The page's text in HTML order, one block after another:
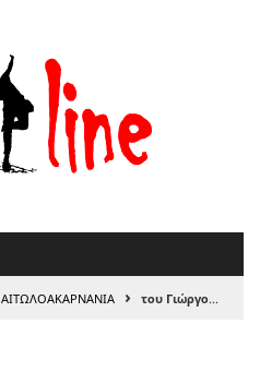
ΑΙΤΩΛΟΑΚΑΡΝΑΝΊΑ › του Γιώργου Βαρεμένου \\ για το κλείσιμο της Τράπεζας Πειραιώς στον Αστακό